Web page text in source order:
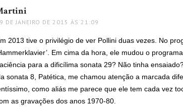
DE JANEIRO DE 2015 ÀS 21:09
2013 tive o privilégio de ver Pollini duas vezes. No
Em cima da hora, ele mudou o
para a dificílima sonata 29? Não tinha
sonata 8, Patética, me chamou atenção a marcada
como aliás me parece que ele tem cada vez
as gravações dos anos 1970-80.